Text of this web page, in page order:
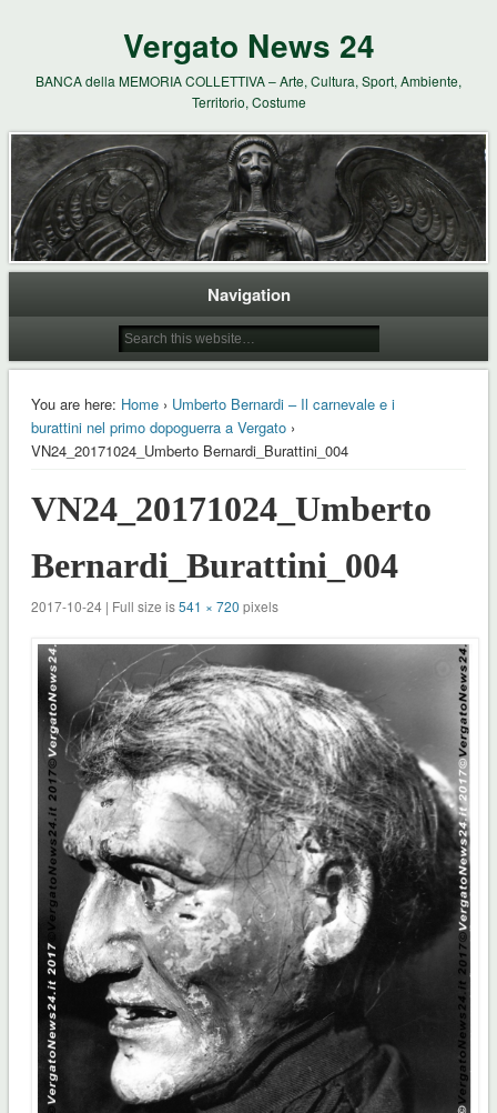
Vergato News 24
BANCA della MEMORIA COLLETTIVA – Arte, Cultura, Sport, Ambiente,
Territorio, Costume
Navigation
You are here: Home› Umberto Bernardi – Il carnevale e i
burattini nel primo dopoguerra a Vergato›
VN24_20171024_Umberto Bernardi_Burattini_004
VN24_20171024_Umberto
Bernardi_Burattini_004
2017-10-24 | Full size is541 × 720 pixels